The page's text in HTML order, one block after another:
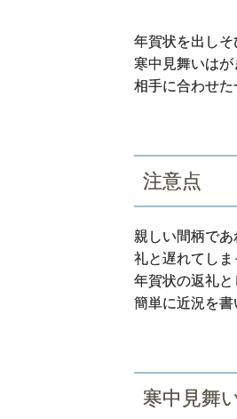
年賀状を出し
寒中見舞いは
相手に合わせ
注意点
親しい間柄で
礼と遅れてし
年賀状の返礼
簡単に近況を
寒中見舞